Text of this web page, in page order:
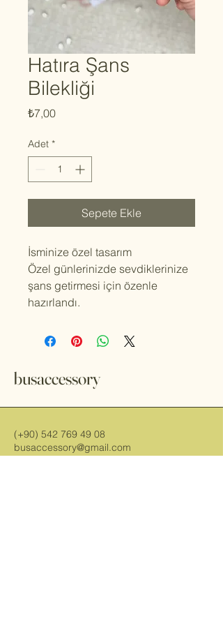
Hatıra Şans
Bilekliği
₺7,00Fiyat
Adet *
Sepete Ekle
İsminize özel tasarım
Özel günlerinizde sevdiklerinize
şans getirmesi için özenle
hazırlandı.
busaccessory
(+90) 542 769 49 08
busaccessory@gmail.com